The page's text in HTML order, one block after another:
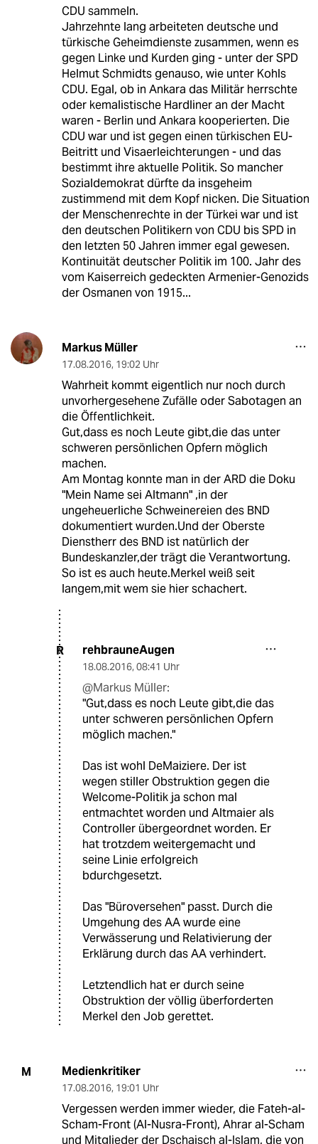
CDU sammeln.
Jahrzehnte lang arbeiteten deutsche und
türkische Geheimdienste zusammen, wenn es
gegen Linke und Kurden ging - unter der SPD
Helmut Schmidts genauso, wie unter Kohls
CDU. Egal, ob in Ankara das Militär herrschte
oder kemalistische Hardliner an der Macht
waren - Berlin und Ankara kooperierten. Die
CDU war und ist gegen einen türkischen EU-
Beitritt und Visaerleichterungen - und das
bestimmt ihre aktuelle Politik. So mancher
Sozialdemokrat dürfte da insgeheim
zustimmend mit dem Kopf nicken. Die Situation
der Menschenrechte in der Türkei war und ist
den deutschen Politikern von CDU bis SPD in
den letzten 50 Jahren immer egal gewesen.
Kontinuität deutscher Politik im 100. Jahr des
vom Kaiserreich gedeckten Armenier-Genozids
der Osmanen von 1915...
Markus Müller
17.08.2016, 19:02 Uhr
Wahrheit kommt eigentlich nur noch durch
unvorhergesehene Zufälle oder Sabotagen an
die Öffentlichkeit.
Gut,dass es noch Leute gibt,die das unter
schweren persönlichen Opfern möglich
machen.
Am Montag konnte man in der ARD die Doku
"Mein Name sei Altmann" ,in der
ungeheuerliche Schweinereien des BND
dokumentiert wurden.Und der Oberste
Dienstherr des BND ist natürlich der
Bundeskanzler,der trägt die Verantwortung.
So ist es auch heute.Merkel weiß seit
langem,mit wem sie hier schachert.
R rehbrauneAugen
18.08.2016, 08:41 Uhr
@Markus Müller:
"Gut,dass es noch Leute gibt,die das
unter schweren persönlichen Opfern
möglich machen."
Das ist wohl DeMaiziere. Der ist
wegen stiller Obstruktion gegen die
Welcome-Politik ja schon mal
entmachtet worden und Altmaier als
Controller übergeordnet worden. Er
hat trotzdem weitergemacht und
seine Linie erfolgreich
bdurchgesetzt.
Das "Büroversehen" passt. Durch die
Umgehung des AA wurde eine
Verwässerung und Relativierung der
Erklärung durch das AA verhindert.
Letztendlich hat er durch seine
Obstruktion der völlig überforderten
Merkel den Job gerettet.
M Medienkritiker
17.08.2016, 19:01 Uhr
Vergessen werden immer wieder, die Fateh-al-
Scham-Front (Al-Nusra-Front), Ahrar al-Scham
und Mitglieder der Dschaisch al-Islam, die von